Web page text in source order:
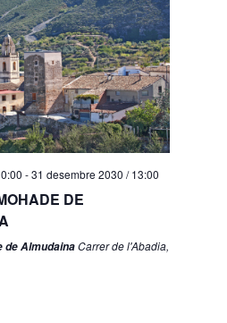
-31 desembre 2030 / 13:00
DE
de AlmudainaCarrer de l'Abadia,